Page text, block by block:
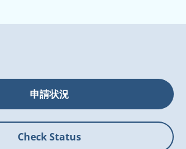
申請状況
Check Status